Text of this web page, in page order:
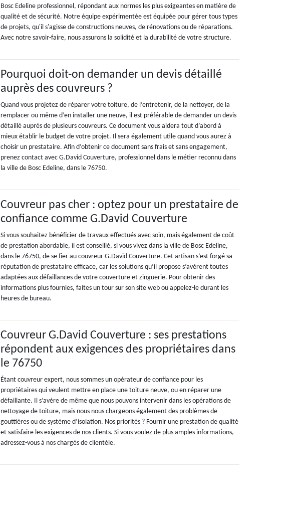
Bosc Edeline professionnel, répondant aux normes les plus exigeantes en matière de
qualité et de sécurité. Notre équipe expérimentée est équipée pour gérer tous types
de projets, qu'il s'agisse de constructions neuves, de rénovations ou de réparations.
Avec notre savoir-faire, nous assurons la solidité et la durabilité de votre structure.
Pourquoi doit-on demander un devis détaillé
auprès des couvreurs ?
Quand vous projetez de réparer votre toiture, de l’entretenir, de la nettoyer, de la
remplacer ou même d’en installer une neuve, il est préférable de demander un devis
détaillé auprès de plusieurs couvreurs. Ce document vous aidera tout d’abord à
mieux établir le budget de votre projet. Il sera également utile quand vous aurez à
choisir un prestataire. Afin d’obtenir ce document sans frais et sans engagement,
prenez contact avec G.David Couverture, professionnel dans le métier reconnu dans
la ville de Bosc Edeline, dans le 76750.
Couvreur pas cher : optez pour un prestataire de
confiance comme G.David Couverture
Si vous souhaitez bénéficier de travaux effectués avec soin, mais également de coût
de prestation abordable, il est conseillé, si vous vivez dans la ville de Bosc Edeline,
dans le 76750, de se fier au couvreur G.David Couverture. Cet artisan s’est forgé sa
réputation de prestataire efficace, car les solutions qu’il propose s’avèrent toutes
adaptées aux défaillances de votre couverture et zinguerie. Pour obtenir des
informations plus fournies, faites un tour sur son site web ou appelez-le durant les
heures de bureau.
Couvreur G.David Couverture : ses prestations
répondent aux exigences des propriétaires dans
le 76750
Étant couvreur expert, nous sommes un opérateur de confiance pour les
propriétaires qui veulent mettre en place une toiture neuve, ou en réparer une
défaillante. Il s’avère de même que nous pouvons intervenir dans les opérations de
nettoyage de toiture, mais nous nous chargeons également des problèmes de
gouttières ou de système d’isolation. Nos priorités ? Fournir une prestation de qualité
et satisfaire les exigences de nos clients. Si vous voulez de plus amples informations,
adressez-vous à nos chargés de clientèle.